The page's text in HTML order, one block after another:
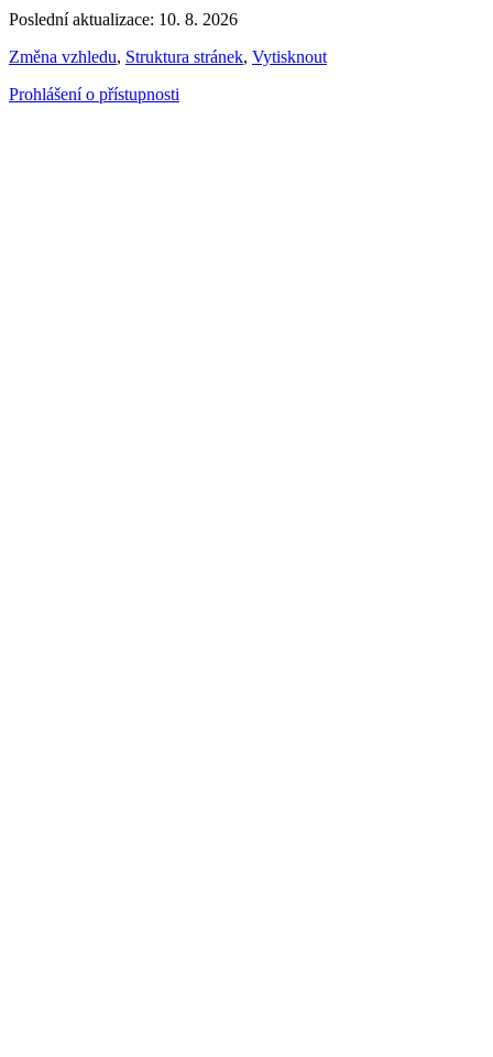
Poslední aktualizace: 10. 8. 2026
Změna vzhledu, Struktura stránek, Vytisknout
Prohlášení o přístupnosti